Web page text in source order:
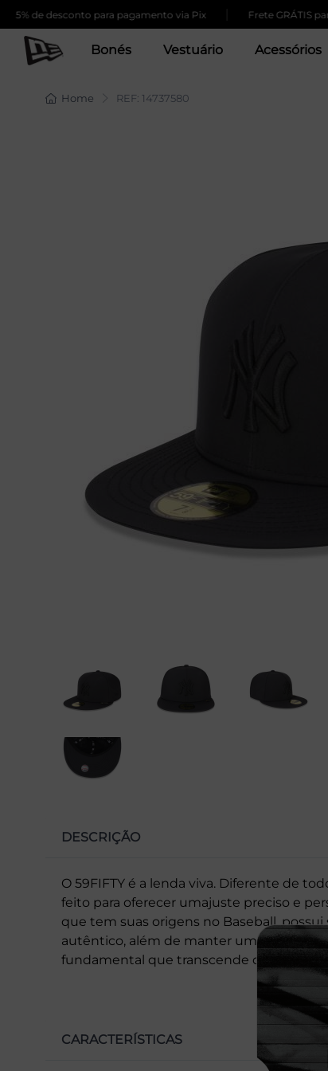
desconto para pagamento via Pix | Frete GRÁTIS para
Bonés Vestuário Acessórios
Home REF: 14737580
DESCRIÇÃO
O 59FIFTY é a lenda viva. Diferente de
feito para oferecer umajuste preciso e
que tem suas origens no Baseball,
autêntico, além de manter um formato
fundamental que transcende o beisebol
CARACTERÍSTICAS